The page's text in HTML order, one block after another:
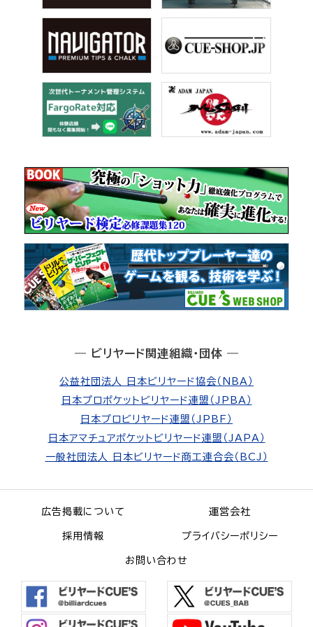
― ビリヤード関連組織・団体 ―
公益社団法人 日本ビリヤード協会（NBA）
日本プロポケットビリヤード連盟（JPBA）
日本プロビリヤード連盟（JPBF）
日本アマチュアポケットビリヤード連盟（JAPA）
一般社団法人 日本ビリヤード商工連合会（BCJ）
広告掲載について 運営会社
採用情報 プライバシーポリシー
お問い合わせ